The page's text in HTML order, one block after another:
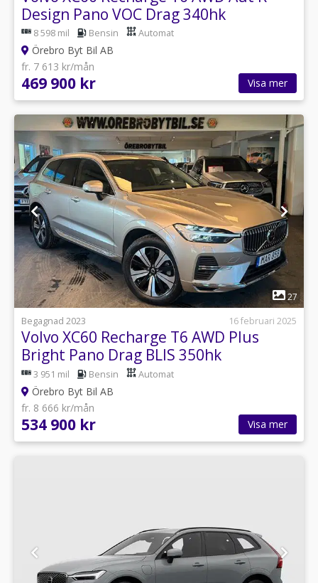
Design Pano VOC Drag 340hk
8 598 mil Bensin Automat
Örebro Byt Bil AB
fr. 7 613 kr/mån
469 900 kr Visa mer
1
27
Begagnad 2023
16 februari 2025
Volvo XC60 Recharge T6 AWD Plus
Bright Pano Drag BLIS 350hk
3 951 mil Bensin Automat
Örebro Byt Bil AB
fr. 8 666 kr/mån
534 900 kr Visa mer